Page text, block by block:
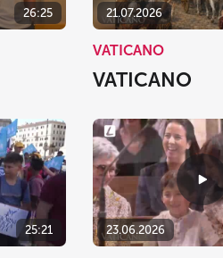
26:25 21.07.2026
VATICANO
VATICANO
25:21 23.06.2026